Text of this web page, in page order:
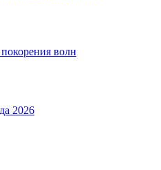
волн
2026